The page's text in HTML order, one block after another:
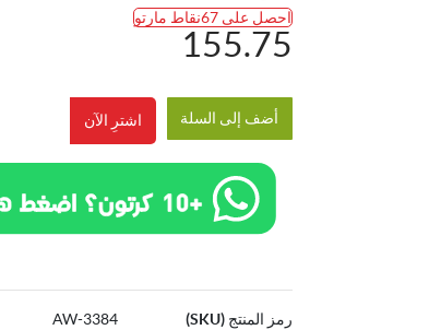
احصل على 67نقاط مارتو
155.75
أضف إلى السلة اشترِ الآن
رمز المنتج (SKU)
3384-AW